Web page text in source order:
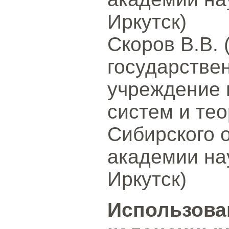
Иркутск)
Скоров В.В.
учреждение
систем и
Сибирского
академии
Иркутск)